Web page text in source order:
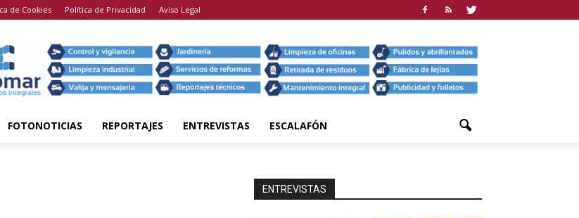
de Cookies Política de Privacidad Aviso Legal
FOTONOTICIAS REPORTAJES ENTREVISTAS ESCALAFÓN
ENTREVISTAS